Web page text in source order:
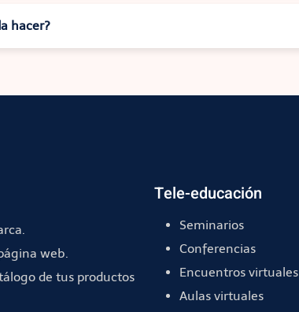
hacer?
web.
de tus productos
Tele-educación
Seminarios
Conferencias
Encuentros virtuales
Aulas virtuales